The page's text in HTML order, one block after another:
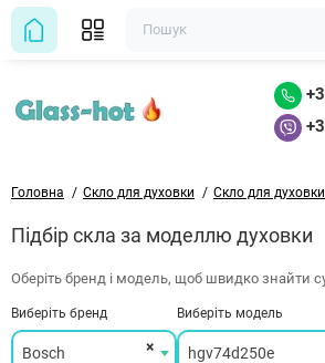
Головна Скло для духовки Скло для
Підбір скла за моделлю духовки
Оберіть бренд і модель, щоб швидко знайти
Виберіть бренд
×
Bosch
Виберіть модель
hgv74d250e